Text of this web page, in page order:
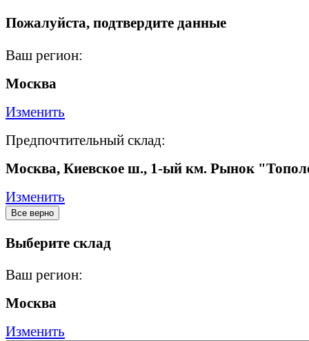
Пожалуйста, подтвердите данные
Ваш регион:
Москва
Изменить
Предпочтительный склад:
Москва, Киевское ш., 1-ый км. Рынок
Изменить
Все верно
Выберите склад
Ваш регион:
Москва
Изменить